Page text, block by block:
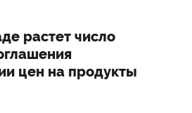
растет число
цен на продукты